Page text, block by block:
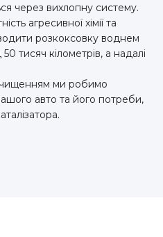
через вихлопну систему.
агресивної хімії та
розкоксовку воднем
тисяч кілометрів, а надалі
ми робимо
авто та його потреби,